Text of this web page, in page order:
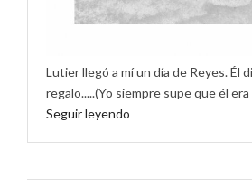
Lutier llegó a mí un día de Reyes. Él
regalo.....(Yo siempre supe que él era
Seguir leyendo